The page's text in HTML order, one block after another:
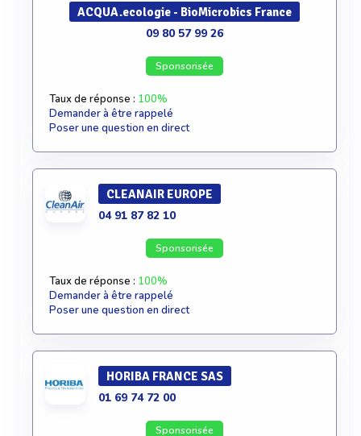
ACQUA.ecologie - BioMicrobics France
09 80 57 99 26
Sponsorisée
Taux de réponse : 100%
Demander à être rappelé
Poser une question en direct
CLEANAIR EUROPE
04 91 87 82 10
Sponsorisée
Taux de réponse : 100%
Demander à être rappelé
Poser une question en direct
HORIBA FRANCE SAS
01 69 74 72 00
Sponsorisée